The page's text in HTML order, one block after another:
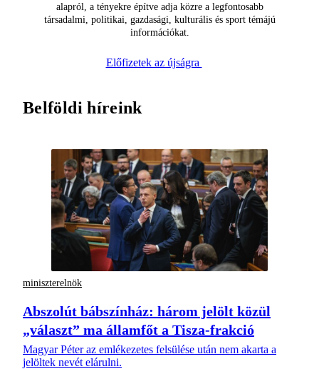
alapról, a tényekre építve adja közre a legfontosabb
társadalmi, politikai, gazdasági, kulturális és sport témájú
információkat.
Előfizetek az újságra
Belföldi híreink
miniszterelnök
Abszolút bábszínház: három jelölt közül
„választ” ma államfőt a Tisza-frakció
Magyar Péter az emlékezetes felsülése után nem akarta a
jelöltek nevét elárulni.